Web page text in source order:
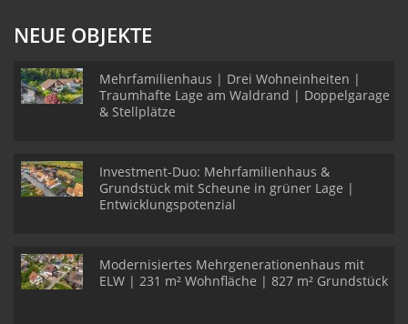
NEUE OBJEKTE
Mehrfamilienhaus | Drei Wohneinheiten |
Traumhafte Lage am Waldrand | Doppelgarage
& Stellplätze
Investment-Duo: Mehrfamilienhaus &
Grundstück mit Scheune in grüner Lage |
Entwicklungspotenzial
Modernisiertes Mehrgenerationenhaus mit
ELW | 231 m² Wohnfläche | 827 m² Grundstück